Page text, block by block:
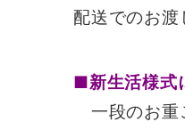
配送でのお
■新生活様式
一段のお重